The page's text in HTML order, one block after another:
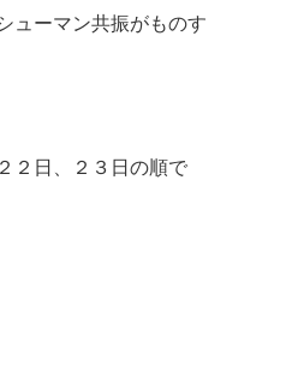
ューマン共振がものす
２日、２３日の順で